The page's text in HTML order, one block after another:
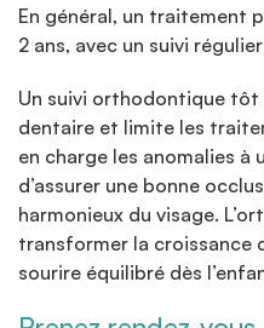
En général, un traitement
2 ans, avec un suivi
Un suivi orthodontique
dentaire et limite les
en charge les anomalies à
d’assurer une bonne
harmonieux du visage.
transformer la croissance
sourire équilibré dès